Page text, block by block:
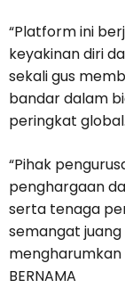
“Platform ini
keyakinan diri
sekali gus
bandar dalam
peringkat global.
“Pihak
penghargaan
serta tenaga
semangat
mengharumkan
BERNAMA